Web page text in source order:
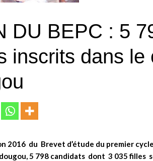
DU BEPC : 5
inscrits dans le
2016 du Brevet d’étude du premier
5 798 candidats dont 3 035 filles